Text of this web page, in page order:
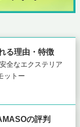
る理由・特徴
全なエクステリア
ットー
の評判